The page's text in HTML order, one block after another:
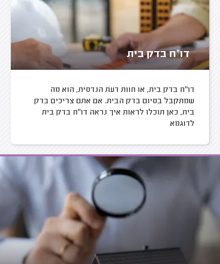
דו"ח בדק בית
דו"ח בדק בית, או חוות דעת הנדסית, הוא מה
שמתקבל בסיום בדק הבית. אם אתם צריכים בדק
בית, כאן תוכלו לראות איך נראה דו"ח בדק בית
לדוגמא